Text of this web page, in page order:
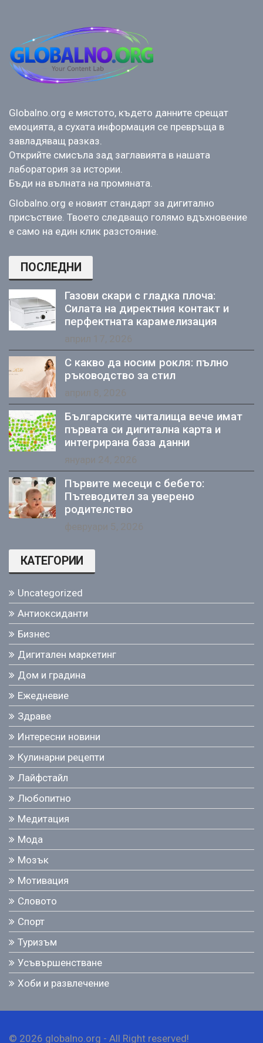
Globalno.org е мястото, където данните срещат
емоцията, а сухата информация се превръща в
завладяващ разказ.
Открийте смисъла зад заглавията в нашата
лаборатория за истории.
Бъди на вълната на промяната.
Globalno.org е новият стандарт за дигитално
присъствие. Твоето следващо голямо вдъхновение
е само на един клик разстояние.
ПОСЛЕДНИ
Газови скари с гладка плоча:
Силата на директния контакт и
перфектната карамелизация
април 17, 2026
С какво да носим рокля: пълно
ръководство за стил
април 8, 2026
Българските читалища вече имат
първата си дигитална карта и
интегрирана база данни
януари 24, 2026
Първите месеци с бебето:
Пътеводител за уверено
родителство
февруари 5, 2026
КАТЕГОРИИ
Uncategorized
Антиоксиданти
Бизнес
Дигитален маркетинг
Дом и градина
Ежедневие
Здраве
Интересни новини
Кулинарни рецепти
Лайфстайл
Любопитно
Медитация
Мода
Мозък
Мотивация
Словото
Спорт
Туризъм
Усъвършенстване
Хоби и развлечение
© 2026 globalno.org - All Right reserved!